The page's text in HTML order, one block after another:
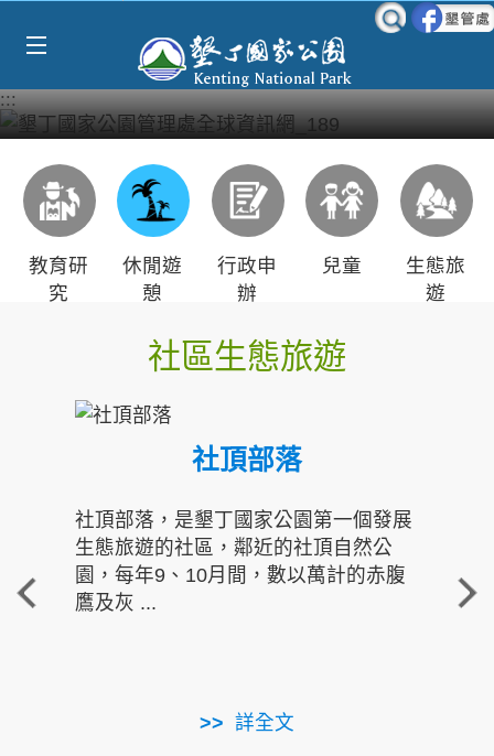
:::
教育研
究
休閒遊
憩
行政申
辦
兒童
生態旅
遊
社區生態旅遊
社頂部落
社頂部落，是墾丁國家公園第一個發展
生態旅遊的社區，鄰近的社頂自然公
園，每年9、10月間，數以萬計的赤腹
鷹及灰 ...
詳全文
重
走進